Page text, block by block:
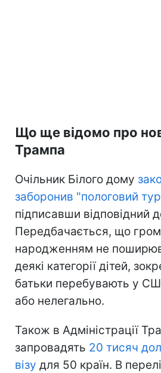
Що ще відомо про
Трампа
Очільник Білого дому
заборонив "пологовий
підписавши відповідний
Передбачається, що
народженням не
деякі категорії дітей,
батьки перебувають у
або нелегально.
Також в Адміністрації
запровадять 20 тисяч
візу для 50 країн. В